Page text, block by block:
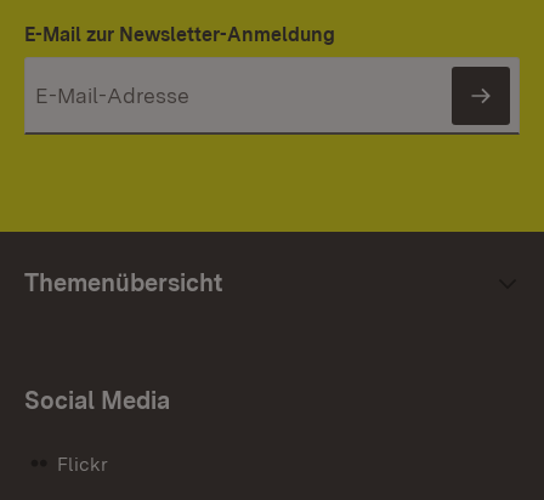
E-Mail zur Newsletter-Anmeldung
Themenübersicht
Social Media
Flickr